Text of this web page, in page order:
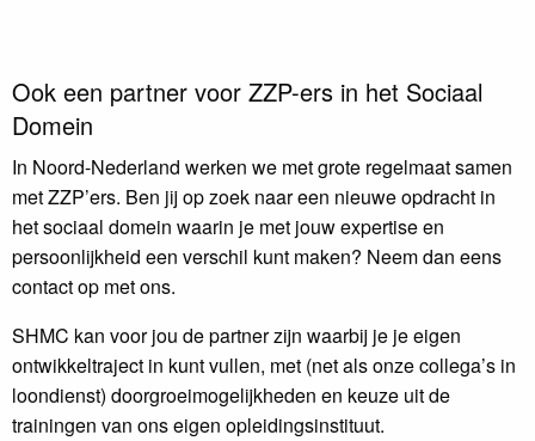
Ook een partner voor ZZP-ers in het Sociaal
Domein
In Noord-Nederland werken we met grote regelmaat samen
met ZZP’ers. Ben jij op zoek naar een nieuwe opdracht in
het sociaal domein waarin je met jouw expertise en
persoonlijkheid een verschil kunt maken? Neem dan eens
contact op met ons.
SHMC kan voor jou de partner zijn waarbij je je eigen
ontwikkeltraject in kunt vullen, met (net als onze collega’s in
loondienst) doorgroeimogelijkheden en keuze uit de
trainingen van ons eigen opleidingsinstituut.